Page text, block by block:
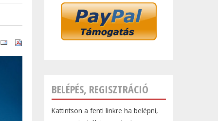
BELÉPÉS, REGISZTRÁCIÓ
Kattintson a fenti linkre ha belépni,